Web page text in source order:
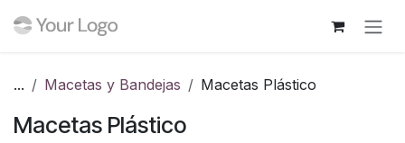
... Macetas y Bandejas Macetas Plástico
Macetas Plástico